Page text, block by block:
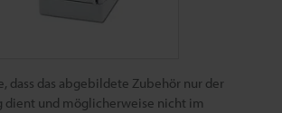
dass das abgebildete Zubehör nur der
dient und möglicherweise nicht im